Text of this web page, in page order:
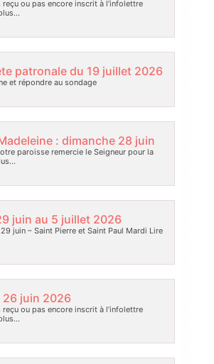
reçu ou pas encore inscrit à l’infolettre
patronale du 19 juillet 2026
et répondre au sondage
: dimanche 28 juin
paroisse remercie le Seigneur pour la
juin au 5 juillet 2026
juin – Saint Pierre et Saint Paul Mardi Lire
juin 2026
reçu ou pas encore inscrit à l’infolettre